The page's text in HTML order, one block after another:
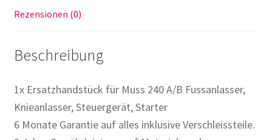
Rezensionen (0)
Beschreibung
1x Ersatzhandstück für Muss 240 A/B Fussanlasser,
Knieanlasser, Steuergerät, Starter
6 Monate Garantie auf alles inklusive Verschleissteile.